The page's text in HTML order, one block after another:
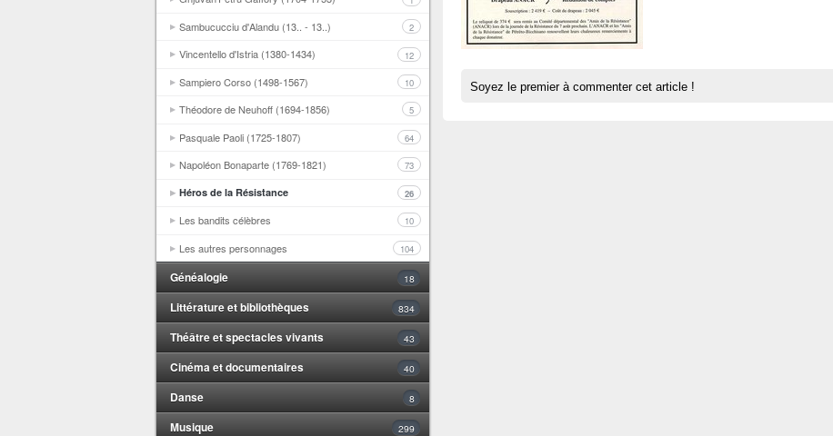
Sambucucciu d'Alandu (13.. - 13..) 2
Vincentello d'Istria (1380-1434) 12
Sampiero Corso (1498-1567) 10
Théodore de Neuhoff (1694-1856) 5
Pasquale Paoli (1725-1807) 64
Napoléon Bonaparte (1769-1821) 73
Héros de la Résistance 26
Les bandits célèbres 10
Les autres personnages 104
Généalogie 18
Littérature et bibliothèques 834
Théâtre et spectacles vivants 43
Cinéma et documentaires 40
Danse 8
Musique 299
Soyez le premier à commenter cet article !